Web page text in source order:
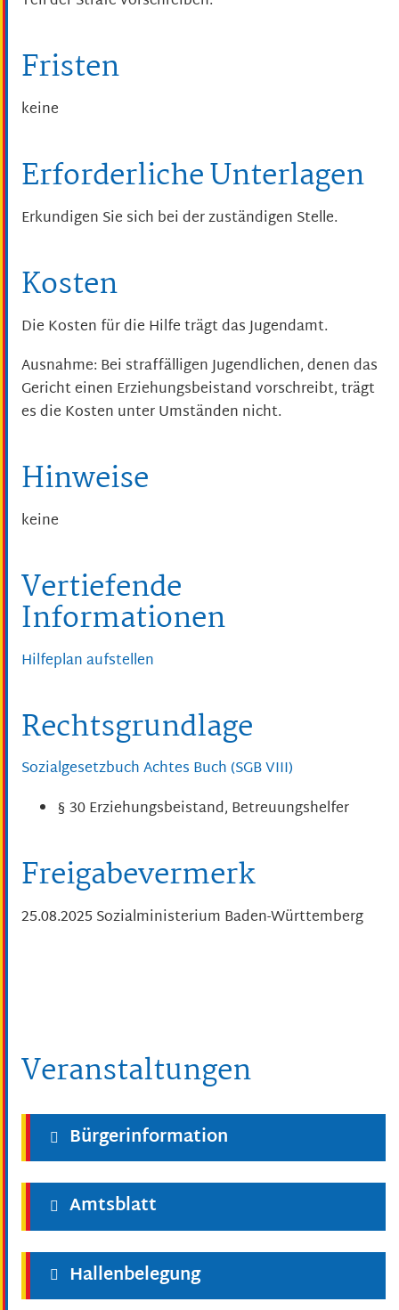
Fristen
keine
Erforderliche Unterlagen
Erkundigen Sie sich bei der zuständigen Stelle.
Kosten
Die Kosten für die Hilfe trägt das Jugendamt.
Ausnahme: Bei straffälligen Jugendlichen, denen das
Gericht einen Erziehungsbeistand vorschreibt, trägt
es die Kosten unter Umständen nicht.
Hinweise
keine
Vertiefende
Informationen
Hilfeplan aufstellen
Rechtsgrundlage
Sozialgesetzbuch Achtes Buch (SGB VIII)
§ 30 Erziehungsbeistand, Betreuungshelfer
Freigabevermerk
25.08.2025 Sozialministerium Baden-Württemberg
Veranstaltungen
Bürgerinformation
Amtsblatt
Hallenbelegung